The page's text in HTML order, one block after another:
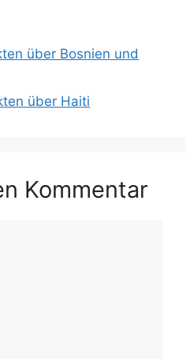
über Bosnien und
über Haiti
Kommentar